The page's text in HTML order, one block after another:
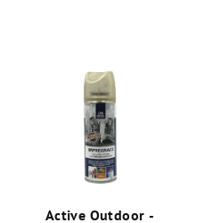
je
5,0
z
5
hviezdičiek.
Active Outdoor -